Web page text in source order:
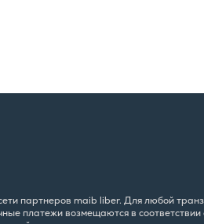
партнеров maib liber. Для любой
платежи возмещаются в